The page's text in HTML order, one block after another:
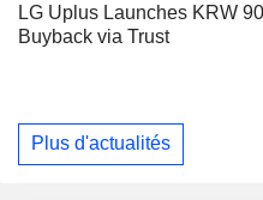
LG Uplus Launches KRW
Buyback via Trust
Plus d'actualités